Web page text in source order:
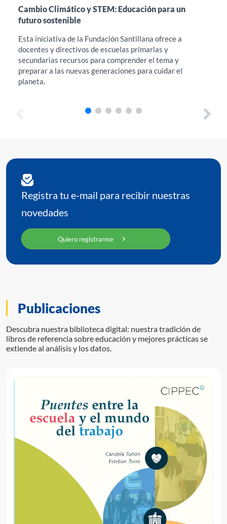
Cambio Climático y STEM: Educación para un
futuro sostenible
Esta iniciativa de la Fundación Santillana ofrece a
docentes y directivos de escuelas primarias y
secundarias recursos para comprender el tema y
preparar a las nuevas generaciones para cuidar el
planeta.
Registra tu e-mail para recibir nuestras
novedades
Quiero registrarme
Publicaciones
Descubra nuestra biblioteca digital: nuestra tradición de
libros de referencia sobre educación y mejores prácticas se
extiende al análisis y los datos.